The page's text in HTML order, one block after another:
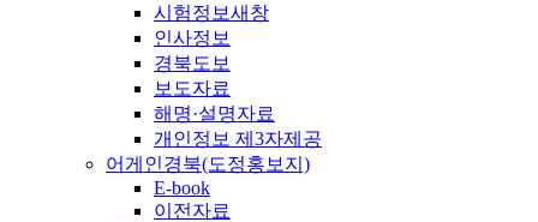
시험정보새창
인사정보
경북도보
보도자료
해명·설명자료
개인정보 제3자제공
어게인경북(도정홍보지)
E-book
이전자료